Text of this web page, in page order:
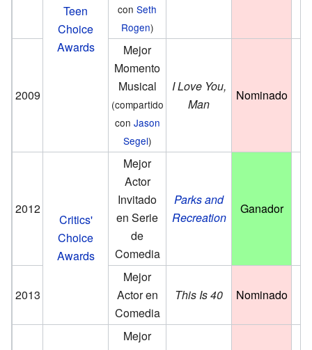
Teen
Choice
Awards
con Seth
Rogen)
2009
Mejor
Momento
Musical
(compartido
con Jason
Segel)
I Love You,
Man
Nominado
2012
Critics'
Choice
Awards
Mejor
Actor
Invitado
en Serie
de
Comedia
Parks and
Recreation
Ganador
2013
Mejor
Actor en
Comedia
This Is 40 Nominado
Mejor